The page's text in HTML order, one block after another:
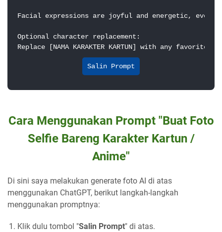
Facial expressions are joyful and energetic,
Optional character replacement:
Salin Prompt
Cara Menggunakan Prompt "Buat Foto
Selfie Bareng Karakter Kartun /
Anime"
Di sini saya melakukan generate foto AI di atas
menggunakan ChatGPT, berikut langkah-langkah
menggunakan promptnya:
Klik dulu tombol "Salin Prompt" di atas.